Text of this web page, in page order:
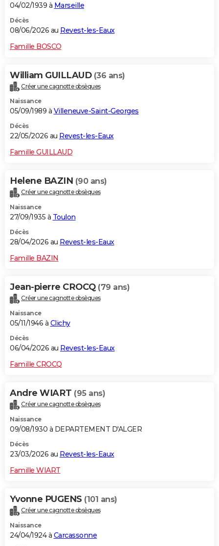
04/02/1939 à Marseille
Décès
08/06/2026 au Revest-les-Eaux
Famille BOSCO
William GUILLAUD (36 ans)
Créer une cagnotte obsèques
Naissance
05/09/1989 à Villeneuve-Saint-Georges
Décès
22/05/2026 au Revest-les-Eaux
Famille GUILLAUD
Helene BAZIN (90 ans)
Créer une cagnotte obsèques
Naissance
27/09/1935 à Toulon
Décès
28/04/2026 au Revest-les-Eaux
Famille BAZIN
Jean-pierre CROCQ (79 ans)
Créer une cagnotte obsèques
Naissance
05/11/1946 à Clichy
Décès
06/04/2026 au Revest-les-Eaux
Famille CROCQ
Andre WIART (95 ans)
Créer une cagnotte obsèques
Naissance
09/08/1930 à DEPARTEMENT D'ALGER
Décès
23/03/2026 au Revest-les-Eaux
Famille WIART
Yvonne PUGENS (101 ans)
Créer une cagnotte obsèques
Naissance
24/04/1924 à Carcassonne